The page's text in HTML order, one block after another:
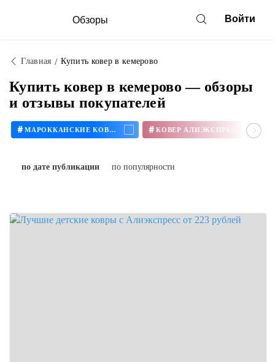
Обзоры Войти
Главная Купить ковер в кемерово
Купить ковер в кемерово — обзоры
и отзывы покупателей
# МАРОККАНСКИЕ КОВРЫ #
по дате публикации по популярности